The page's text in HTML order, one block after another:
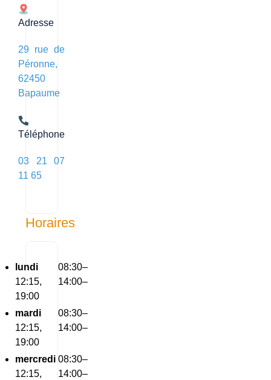
Adresse
29 rue de
Péronne,
62450
Bapaume
Téléphone
03 21 07
11 65
Horaires
lundi08:30–
12:15, 14:00–
19:00
mardi08:30–
12:15, 14:00–
19:00
mercredi08:30–
12:15, 14:00–